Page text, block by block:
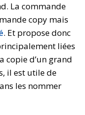
La commande
copy mais
. Et propose donc
liées
copie d’un grand
il est utile de
les nommer